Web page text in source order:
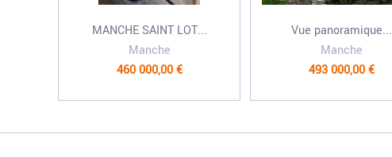
MANCHE SAINT LOT...
Manche
460 000,00 €
Vue panoramique...
Manche
493 000,00 €